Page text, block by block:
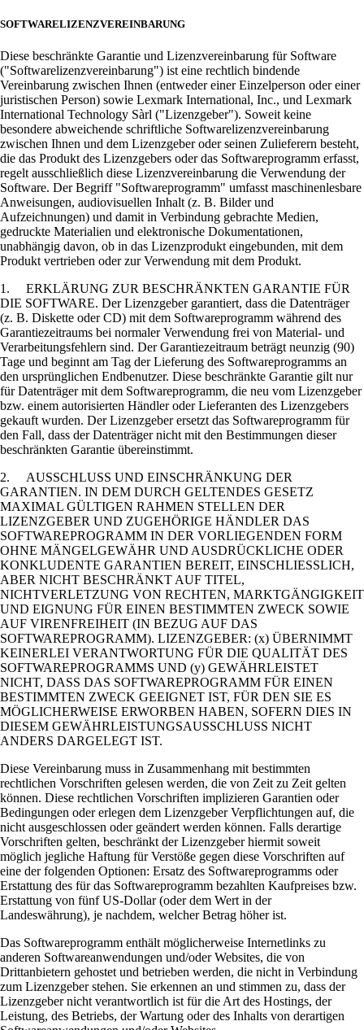
SOFTWARELIZENZVEREINBARUNG
Diese beschränkte Garantie und Lizenzvereinbarung für Software
("Softwarelizenzvereinbarung") ist eine rechtlich bindende
Vereinbarung zwischen Ihnen (entweder einer Einzelperson oder einer
juristischen Person) sowie Lexmark International, Inc., und Lexmark
International Technology Sàrl ("Lizenzgeber"). Soweit keine
besondere abweichende schriftliche Softwarelizenzvereinbarung
zwischen Ihnen und dem Lizenzgeber oder seinen Zulieferern besteht,
die das Produkt des Lizenzgebers oder das Softwareprogramm erfasst,
regelt ausschließlich diese Lizenzvereinbarung die Verwendung der
Software. Der Begriff "Softwareprogramm" umfasst maschinenlesbare
Anweisungen, audiovisuellen Inhalt (z. B. Bilder und
Aufzeichnungen) und damit in Verbindung gebrachte Medien,
gedruckte Materialien und elektronische Dokumentationen,
unabhängig davon, ob in das Lizenzprodukt eingebunden, mit dem
Produkt vertrieben oder zur Verwendung mit dem Produkt.
1. ERKLÄRUNG ZUR BESCHRÄNKTEN GARANTIE FÜR
DIE SOFTWARE. Der Lizenzgeber garantiert, dass die Datenträger
(z. B. Diskette oder CD) mit dem Softwareprogramm während des
Garantiezeitraums bei normaler Verwendung frei von Material- und
Verarbeitungsfehlern sind. Der Garantiezeitraum beträgt neunzig (90)
Tage und beginnt am Tag der Lieferung des Softwareprogramms an
den ursprünglichen Endbenutzer. Diese beschränkte Garantie gilt nur
für Datenträger mit dem Softwareprogramm, die neu vom Lizenzgeber
bzw. einem autorisierten Händler oder Lieferanten des Lizenzgebers
gekauft wurden. Der Lizenzgeber ersetzt das Softwareprogramm für
den Fall, dass der Datenträger nicht mit den Bestimmungen dieser
beschränkten Garantie übereinstimmt.
2. AUSSCHLUSS UND EINSCHRÄNKUNG DER
GARANTIEN. IN DEM DURCH GELTENDES GESETZ
MAXIMAL GÜLTIGEN RAHMEN STELLEN DER
LIZENZGEBER UND ZUGEHÖRIGE HÄNDLER DAS
SOFTWAREPROGRAMM IN DER VORLIEGENDEN FORM
OHNE MÄNGELGEWÄHR UND AUSDRÜCKLICHE ODER
KONKLUDENTE GARANTIEN BEREIT, EINSCHLIESSLICH,
ABER NICHT BESCHRÄNKT AUF TITEL,
NICHTVERLETZUNG VON RECHTEN, MARKTGÄNGIGKEIT
UND EIGNUNG FÜR EINEN BESTIMMTEN ZWECK SOWIE
AUF VIRENFREIHEIT (IN BEZUG AUF DAS
SOFTWAREPROGRAMM). LIZENZGEBER: (x) ÜBERNIMMT
KEINERLEI VERANTWORTUNG FÜR DIE QUALITÄT DES
SOFTWAREPROGRAMMS UND (y) GEWÄHRLEISTET
NICHT, DASS DAS SOFTWAREPROGRAMM FÜR EINEN
BESTIMMTEN ZWECK GEEIGNET IST, FÜR DEN SIE ES
MÖGLICHERWEISE ERWORBEN HABEN, SOFERN DIES IN
DIESEM GEWÄHRLEISTUNGSAUSSCHLUSS NICHT
ANDERS DARGELEGT IST.
Diese Vereinbarung muss in Zusammenhang mit bestimmten
rechtlichen Vorschriften gelesen werden, die von Zeit zu Zeit gelten
können. Diese rechtlichen Vorschriften implizieren Garantien oder
Bedingungen oder erlegen dem Lizenzgeber Verpflichtungen auf, die
nicht ausgeschlossen oder geändert werden können. Falls derartige
Vorschriften gelten, beschränkt der Lizenzgeber hiermit soweit
möglich jegliche Haftung für Verstöße gegen diese Vorschriften auf
eine der folgenden Optionen: Ersatz des Softwareprogramms oder
Erstattung des für das Softwareprogramm bezahlten Kaufpreises bzw.
Erstattung von fünf US-Dollar (oder dem Wert in der
Landeswährung), je nachdem, welcher Betrag höher ist.
Das Softwareprogramm enthält möglicherweise Internetlinks zu
anderen Softwareanwendungen und/oder Websites, die von
Drittanbietern gehostet und betrieben werden, die nicht in Verbindung
zum Lizenzgeber stehen. Sie erkennen an und stimmen zu, dass der
Lizenzgeber nicht verantwortlich ist für die Art des Hostings, der
Leistung, des Betriebs, der Wartung oder des Inhalts von derartigen